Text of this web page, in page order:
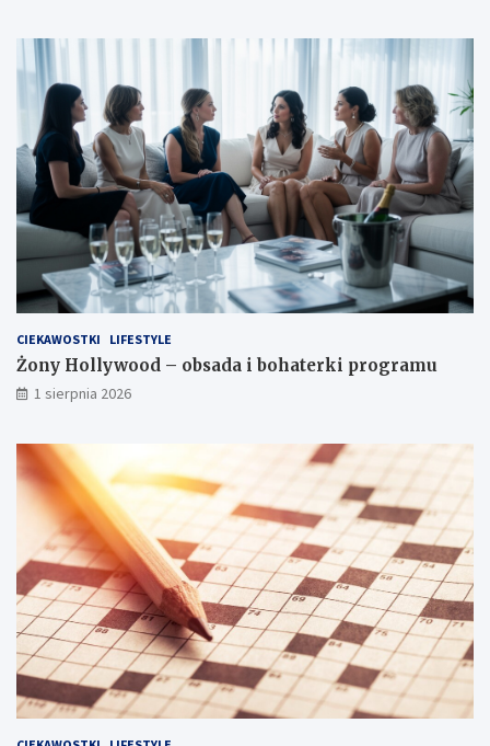
CIEKAWOSTKI LIFESTYLE
Żony Hollywood – obsada i bohaterki programu
1 sierpnia 2026